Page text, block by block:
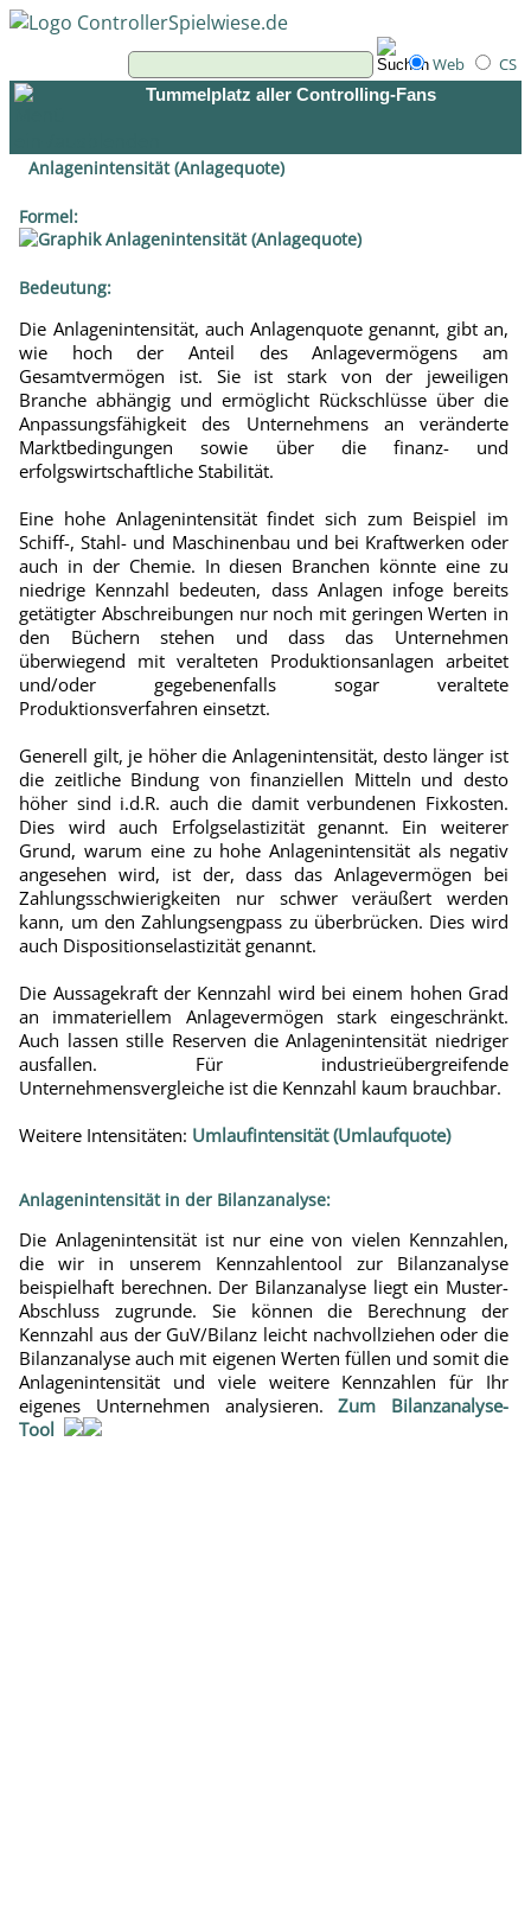
Web CS
Tummelplatz aller Controlling-Fans
Anlagenintensität (Anlagequote)
Formel:
Bedeutung:
Die Anlagenintensität, auch Anlagenquote genannt, gibt an,
wie hoch der Anteil des Anlagevermögens am
Gesamtvermögen ist. Sie ist stark von der jeweiligen
Branche abhängig und ermöglicht Rückschlüsse über die
Anpassungsfähigkeit des Unternehmens an veränderte
Marktbedingungen sowie über die finanz- und
erfolgswirtschaftliche Stabilität.
Eine hohe Anlagenintensität findet sich zum Beispiel im
Schiff-, Stahl- und Maschinenbau und bei Kraftwerken oder
auch in der Chemie. In diesen Branchen könnte eine zu
niedrige Kennzahl bedeuten, dass Anlagen infoge bereits
getätigter Abschreibungen nur noch mit geringen Werten in
den Büchern stehen und dass das Unternehmen
überwiegend mit veralteten Produktionsanlagen arbeitet
und/oder gegebenenfalls sogar veraltete
Produktionsverfahren einsetzt.
Generell gilt, je höher die Anlagenintensität, desto länger ist
die zeitliche Bindung von finanziellen Mitteln und desto
höher sind i.d.R. auch die damit verbundenen Fixkosten.
Dies wird auch Erfolgselastizität genannt. Ein weiterer
Grund, warum eine zu hohe Anlagenintensität als negativ
angesehen wird, ist der, dass das Anlagevermögen bei
Zahlungsschwierigkeiten nur schwer veräußert werden
kann, um den Zahlungsengpass zu überbrücken. Dies wird
auch Dispositionselastizität genannt.
Die Aussagekraft der Kennzahl wird bei einem hohen Grad
an immateriellem Anlagevermögen stark eingeschränkt.
Auch lassen stille Reserven die Anlagenintensität niedriger
ausfallen. Für industrieübergreifende
Unternehmensvergleiche ist die Kennzahl kaum brauchbar.
Weitere Intensitäten: Umlaufintensität (Umlaufquote)
Anlagenintensität in der Bilanzanalyse:
Die Anlagenintensität ist nur eine von vielen Kennzahlen,
die wir in unserem Kennzahlentool zur Bilanzanalyse
beispielhaft berechnen. Der Bilanzanalyse liegt ein Muster-
Abschluss zugrunde. Sie können die Berechnung der
Kennzahl aus der GuV/Bilanz leicht nachvollziehen oder die
Bilanzanalyse auch mit eigenen Werten füllen und somit die
Anlagenintensität und viele weitere Kennzahlen für Ihr
eigenes Unternehmen analysieren.Zum Bilanzanalyse-
Tool